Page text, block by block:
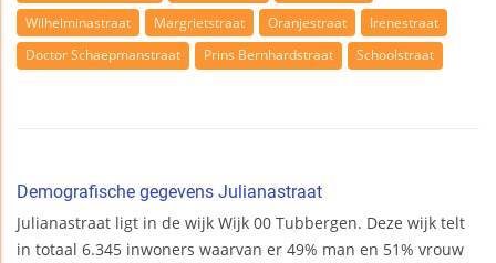
Wilhelminastraat
Margrietstraat Oranjestraat
Irenestraat
Doctor Schaepmanstraat
Prins Bernhardstraat Schoolstraat
Demografische gegevens Julianastraat
Julianastraat ligt in de wijk Wijk 00 Tubbergen. Deze wijk telt
in totaal 6.345 inwoners waarvan er 49% man en 51% vrouw